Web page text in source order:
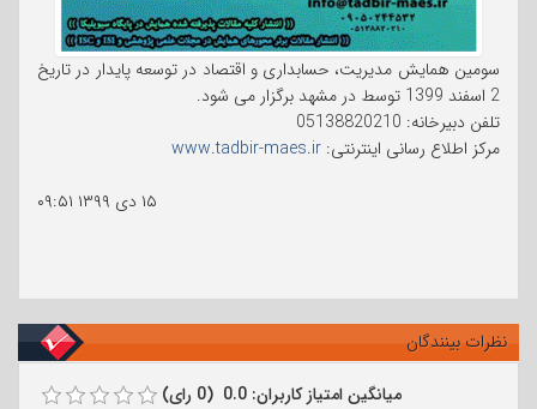
سومین همایش مدیریت، حسابداری و اقتصاد در توسعه پایدار در تاریخ
2 اسفند 1399 توسط در مشهد برگزار می شود.
تلفن دبیرخانه: 05138820210
مرکز اطلاع رسانی اینترنتی: www.tadbir-maes.ir
۱۵ دی ۱۳۹۹
۰۹:۵۱
نظرات بینندگان
میانگین امتیاز کاربران: 0.0 (0 رای)